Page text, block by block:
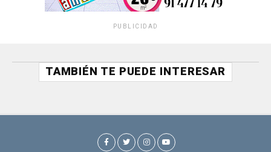
PUBLICIDAD
TAMBIÉN TE PUEDE INTERESAR